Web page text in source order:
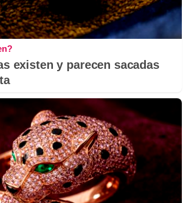
existen y parecen sacadas